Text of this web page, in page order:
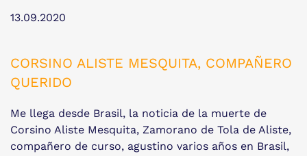
13.09.2020
CORSINO ALISTE MESQUITA, COMPAÑERO
QUERIDO
Me llega desde Brasil, la noticia de la muerte de
Corsino Aliste Mesquita, Zamorano de Tola de Aliste,
compañero de curso, agustino varios años en Brasil,